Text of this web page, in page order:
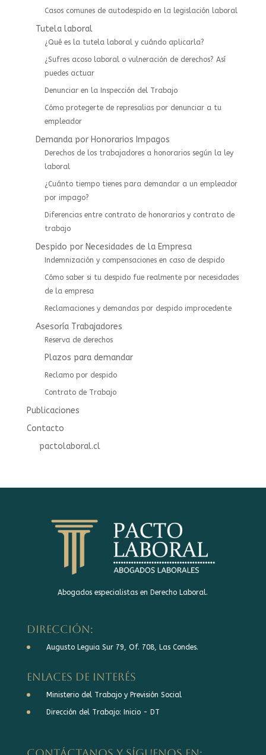
Casos comunes de autodespido en la legislación laboral
Tutela laboral
¿Qué es la tutela laboral y cuándo aplicarla?
¿Sufres acoso laboral o vulneración de derechos? Así
puedes actuar
⁠Denunciar en la Inspección del Trabajo
Cómo protegerte de represalias por denunciar a tu
empleador
Demanda por Honorarios Impagos
Derechos de los trabajadores a honorarios según la ley
laboral
¿Cuánto tiempo tienes para demandar a un empleador
por impago?
Diferencias entre contrato de honorarios y contrato de
trabajo
Despido por Necesidades de la Empresa
Indemnización y compensaciones en caso de despido
Cómo saber si tu despido fue realmente por necesidades
de la empresa
Reclamaciones y demandas por despido improcedente
Asesoría Trabajadores
⁠⁠Reserva de derechos
Plazos para demandar
Reclamo por despido
Contrato de Trabajo
Publicaciones
Contacto
pactolaboral.cl
Abogados especialistas en Derecho Laboral.
DIRECCIÓN:
Augusto Leguia Sur 79, Of. 708, Las Condes.
Enlaces de interés
Ministerio del Trabajo y Previsión Social
Dirección del Trabajo: Inicio - DT